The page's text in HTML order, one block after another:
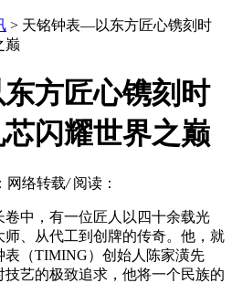
> 天铭钟表—以东方匠心镌刻时
巅
方匠心镌刻时
闪耀世界之巅
网络转载/ 阅读：
中，有一位匠人以四十余载光
、从代工到创牌的传奇。他，就
表（TIMING）创始人陈家潢先
艺的极致追求，他将一个民族的